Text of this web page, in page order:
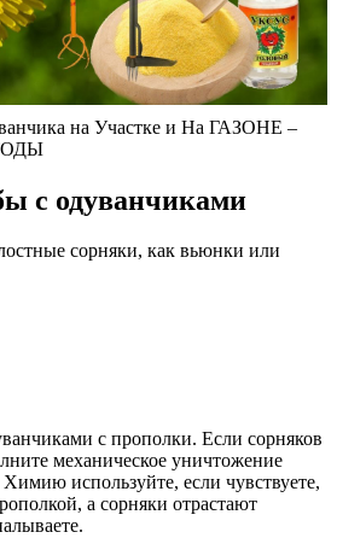
на Участке и На ГАЗОНЕ –
с одуванчиками
сорняки, как вьюнки или
с прополки. Если сорняков
механическое уничтожение
используйте, если чувствуете,
а сорняки отрастают